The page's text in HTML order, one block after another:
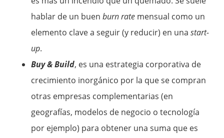
hablar de un buenburn rate mensual como un
elemento clave a seguir (y reducir) en unastart-
up.
Buy & Build, es una estrategia corporativa de
crecimiento inorgánico por la que se compran
otras empresas complementarias (en
geografías, modelos de negocio o tecnología
por ejemplo) para obtener una suma que es